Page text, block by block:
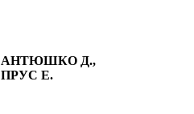
АНТЮШКО Д.,
ПРУС Е.